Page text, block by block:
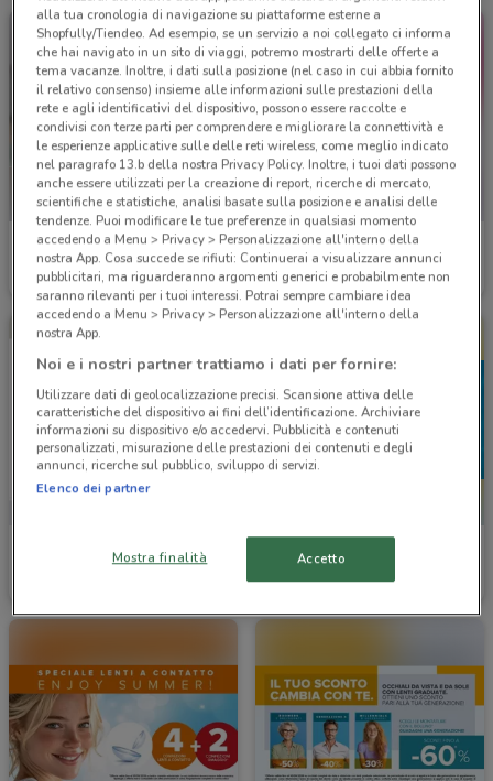
GrandVision
Scade il 31/12 3 km
BENU Farmacia
Scade il 08/09 3.1 km
Spaccio Occhiali Vision Ottica VistaSì
Scade il 15/09
alla tua cronologia di navigazione su piattaforme esterne a
Shopfully/Tiendeo. Ad esempio, se un servizio a noi collegato ci informa
che hai navigato in un sito di viaggi, potremo mostrarti delle offerte a
tema vacanze. Inoltre, i dati sulla posizione (nel caso in cui abbia fornito
il relativo consenso) insieme alle informazioni sulle prestazioni della
rete e agli identificativi del dispositivo, possono essere raccolte e
condivisi con terze parti per comprendere e migliorare la connettività e
le esperienze applicative sulle delle reti wireless, come meglio indicato
nel paragrafo 13.b della nostra Privacy Policy. Inoltre, i tuoi dati possono
anche essere utilizzati per la creazione di report, ricerche di mercato,
scientifiche e statistiche, analisi basate sulla posizione e analisi delle
tendenze. Puoi modificare le tue preferenze in qualsiasi momento
accedendo a Menu > Privacy > Personalizzazione all'interno della
nostra App. Cosa succede se rifiuti: Continuerai a visualizzare annunci
pubblicitari, ma riguarderanno argomenti generici e probabilmente non
saranno rilevanti per i tuoi interessi. Potrai sempre cambiare idea
accedendo a Menu > Privacy > Personalizzazione all'interno della
nostra App.
Noi e i nostri partner trattiamo i dati per fornire:
Utilizzare dati di geolocalizzazione precisi. Scansione attiva delle
caratteristiche del dispositivo ai fini dell’identificazione. Archiviare
informazioni su dispositivo e/o accedervi. Pubblicità e contenuti
personalizzati, misurazione delle prestazioni dei contenuti e degli
annunci, ricerche sul pubblico, sviluppo di servizi.
Elenco dei partner
Mostra finalità Accetto